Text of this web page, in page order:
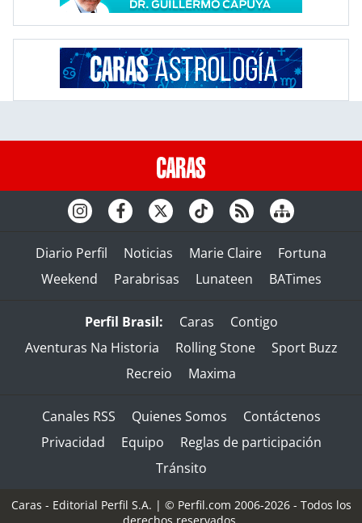
Diario Perfil Noticias Marie Claire
Fortuna
Weekend
Parabrisas Lunateen BATimes
Perfil Brasil: Caras
Contigo
Aventuras Na Historia
Rolling Stone
Sport Buzz
Recreio
Maxima
Canales RSS Quienes Somos
Contáctenos
Privacidad
Equipo
Reglas de participación
Tránsito
Caras - Editorial Perfil S.A. | © Perfil.com 2006-2026 - Todos los
derechos reservados.